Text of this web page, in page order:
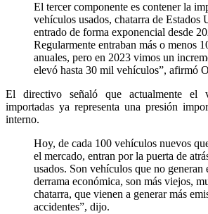
El tercer componente es contener la
vehículos usados, chatarra de Estados
entrado de forma exponencial desde
Regularmente entraban más o menos
anuales, pero en 2023 vimos un
elevó hasta 30 mil vehículos”, afirmó
El directivo señaló que actualmente el
importadas ya representa una presión
interno.
Hoy, de cada 100 vehículos nuevos
el mercado, entran por la puerta de
usados. Son vehículos que no generan
derrama económica, son más viejos,
chatarra, que vienen a generar más
accidentes”, dijo.